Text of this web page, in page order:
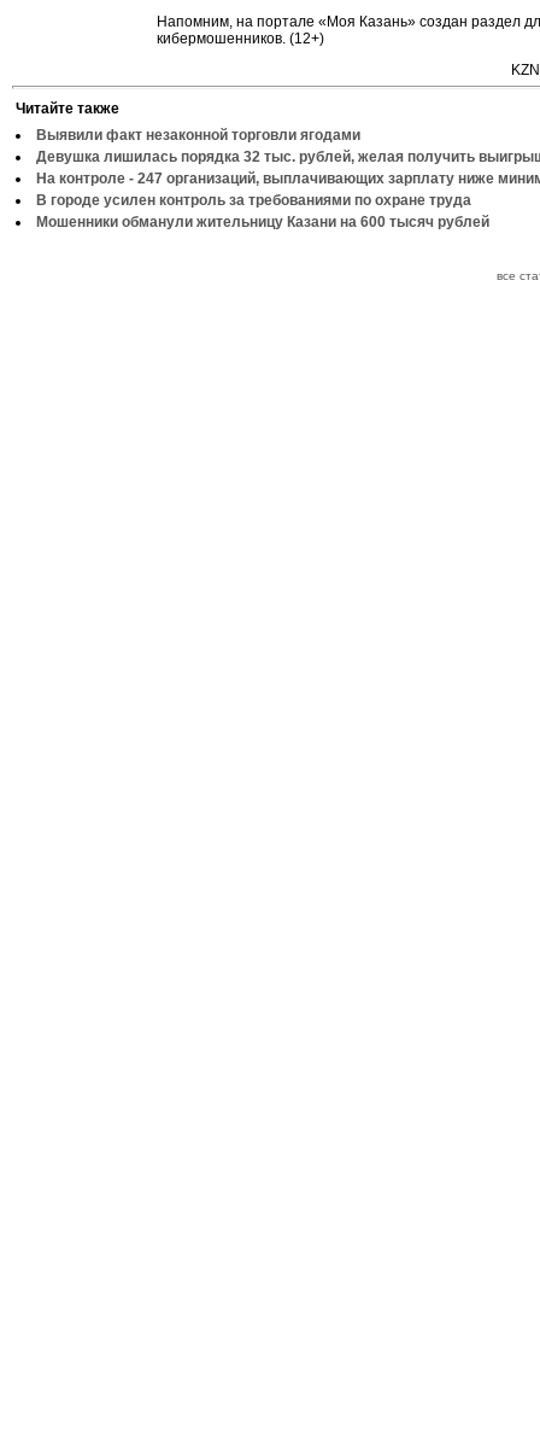
Напомним, на портале «Моя Казань» создан раздел
кибермошенников. (12+)
Читайте также
Выявили факт незаконной торговли ягодами
Девушка лишилась порядка 32 тыс. рублей, желая получить
На контроле - 247 организаций, выплачивающих зарплату ниже
В городе усилен контроль за требованиями по охране труда
Мошенники обманули жительницу Казани на 600 тысяч рублей
все